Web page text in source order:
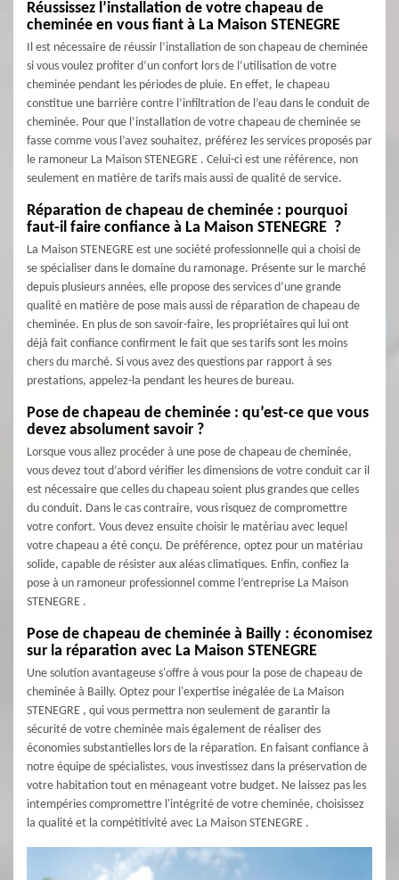
Réussissez l’installation de votre chapeau de
cheminée en vous fiant à La Maison STENEGRE
Il est nécessaire de réussir l’installation de son chapeau de cheminée
si vous voulez profiter d’un confort lors de l’utilisation de votre
cheminée pendant les périodes de pluie. En effet, le chapeau
constitue une barrière contre l’infiltration de l’eau dans le conduit de
cheminée. Pour que l’installation de votre chapeau de cheminée se
fasse comme vous l’avez souhaitez, préférez les services proposés par
le ramoneur La Maison STENEGRE . Celui-ci est une référence, non
seulement en matière de tarifs mais aussi de qualité de service.
Réparation de chapeau de cheminée : pourquoi
faut-il faire confiance à La Maison STENEGRE ?
La Maison STENEGRE est une société professionnelle qui a choisi de
se spécialiser dans le domaine du ramonage. Présente sur le marché
depuis plusieurs années, elle propose des services d’une grande
qualité en matière de pose mais aussi de réparation de chapeau de
cheminée. En plus de son savoir-faire, les propriétaires qui lui ont
déjà fait confiance confirment le fait que ses tarifs sont les moins
chers du marché. Si vous avez des questions par rapport à ses
prestations, appelez-la pendant les heures de bureau.
Pose de chapeau de cheminée : qu’est-ce que vous
devez absolument savoir ?
Lorsque vous allez procéder à une pose de chapeau de cheminée,
vous devez tout d’abord vérifier les dimensions de votre conduit car il
est nécessaire que celles du chapeau soient plus grandes que celles
du conduit. Dans le cas contraire, vous risquez de compromettre
votre confort. Vous devez ensuite choisir le matériau avec lequel
votre chapeau a été conçu. De préférence, optez pour un matériau
solide, capable de résister aux aléas climatiques. Enfin, confiez la
pose à un ramoneur professionnel comme l’entreprise La Maison
STENEGRE .
Pose de chapeau de cheminée à Bailly : économisez
sur la réparation avec La Maison STENEGRE
Une solution avantageuse s'offre à vous pour la pose de chapeau de
cheminée à Bailly. Optez pour l'expertise inégalée de La Maison
STENEGRE , qui vous permettra non seulement de garantir la
sécurité de votre cheminée mais également de réaliser des
économies substantielles lors de la réparation. En faisant confiance à
notre équipe de spécialistes, vous investissez dans la préservation de
votre habitation tout en ménageant votre budget. Ne laissez pas les
intempéries compromettre l'intégrité de votre cheminée, choisissez
la qualité et la compétitivité avec La Maison STENEGRE .